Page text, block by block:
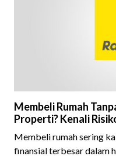
Membeli Rumah
Properti? Kenali
Membeli rumah sering
finansial terbesar dalam